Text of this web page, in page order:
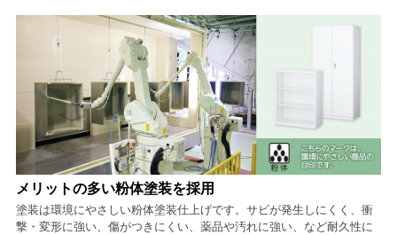
メリットの多い粉体塗装を採用
塗装は環境にやさしい粉体塗装仕上げです。サビが発生しにくく、衝
撃・変形に強い、傷がつきにくい、薬品や汚れに強い、など耐久性に